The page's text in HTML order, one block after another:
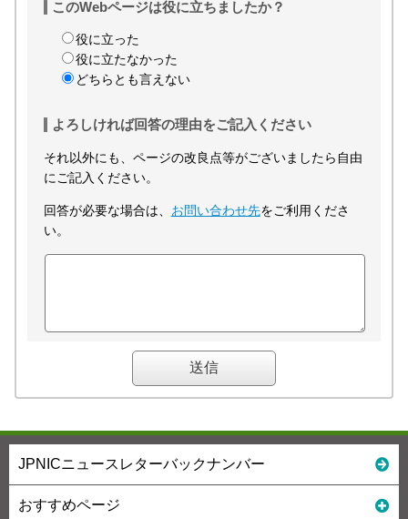
このWebページは役に立ちましたか？
役に立った
役に立たなかった
どちらとも言えない
よろしければ回答の理由をご記入ください
それ以外にも、ページの改良点等がございましたら自由
にご記入ください。
回答が必要な場合は、 お問い合わせ先をご利用くださ
い。
JPNICニュースレターバックナンバー
おすすめページ